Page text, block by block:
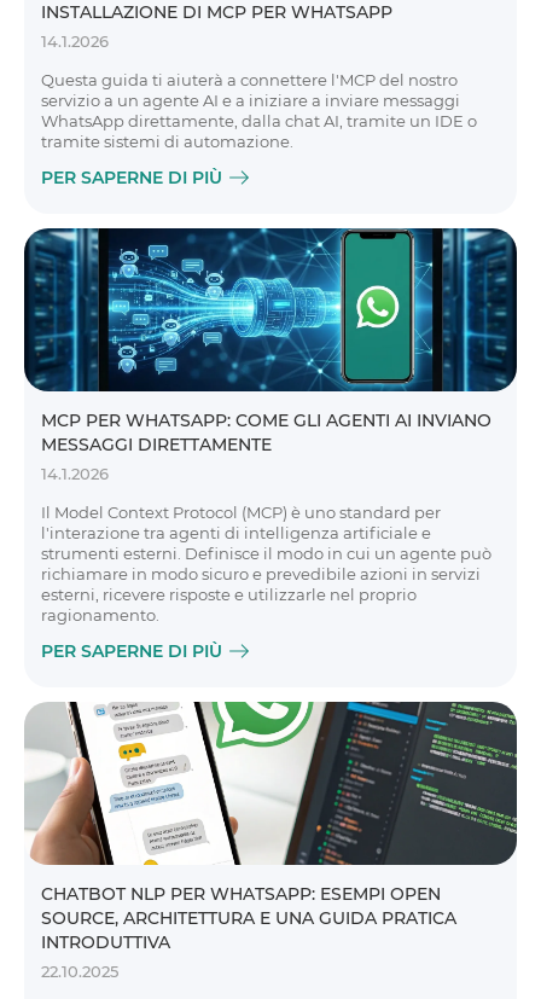
INSTALLAZIONE DI MCP PER WHATSAPP
14.1.2026
Questa guida ti aiuterà a connettere l'MCP del nostro
servizio a un agente AI e a iniziare a inviare messaggi
WhatsApp direttamente, dalla chat AI, tramite un IDE o
tramite sistemi di automazione.
PER SAPERNE DI PIÙ
MCP PER WHATSAPP: COME GLI AGENTI AI INVIANO
MESSAGGI DIRETTAMENTE
14.1.2026
Il Model Context Protocol (MCP) è uno standard per
l'interazione tra agenti di intelligenza artificiale e
strumenti esterni. Definisce il modo in cui un agente può
richiamare in modo sicuro e prevedibile azioni in servizi
esterni, ricevere risposte e utilizzarle nel proprio
ragionamento.
PER SAPERNE DI PIÙ
CHATBOT NLP PER WHATSAPP: ESEMPI OPEN
SOURCE, ARCHITETTURA E UNA GUIDA PRATICA
INTRODUTTIVA
22.10.2025